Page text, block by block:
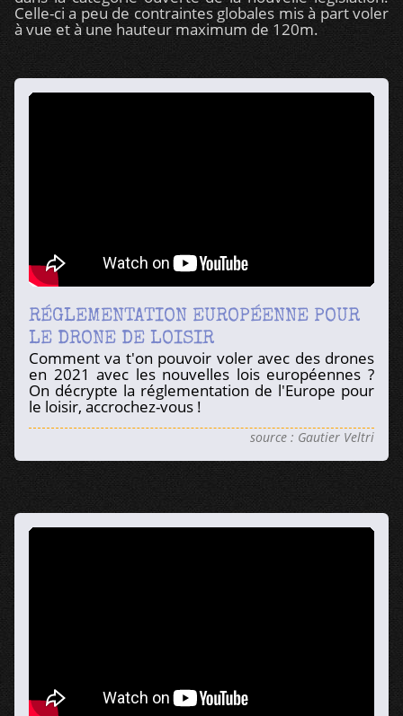
Celle-ci a peu de contraintes globales mis à part voler
à vue et à une hauteur maximum de 120m.
RÉGLEMENTATION EUROPÉENNE POUR
LE DRONE DE LOISIR
Comment va t'on pouvoir voler avec des drones
en 2021 avec les nouvelles lois européennes ?
On décrypte la réglementation de l'Europe pour
le loisir, accrochez-vous !
source : Gautier Veltri